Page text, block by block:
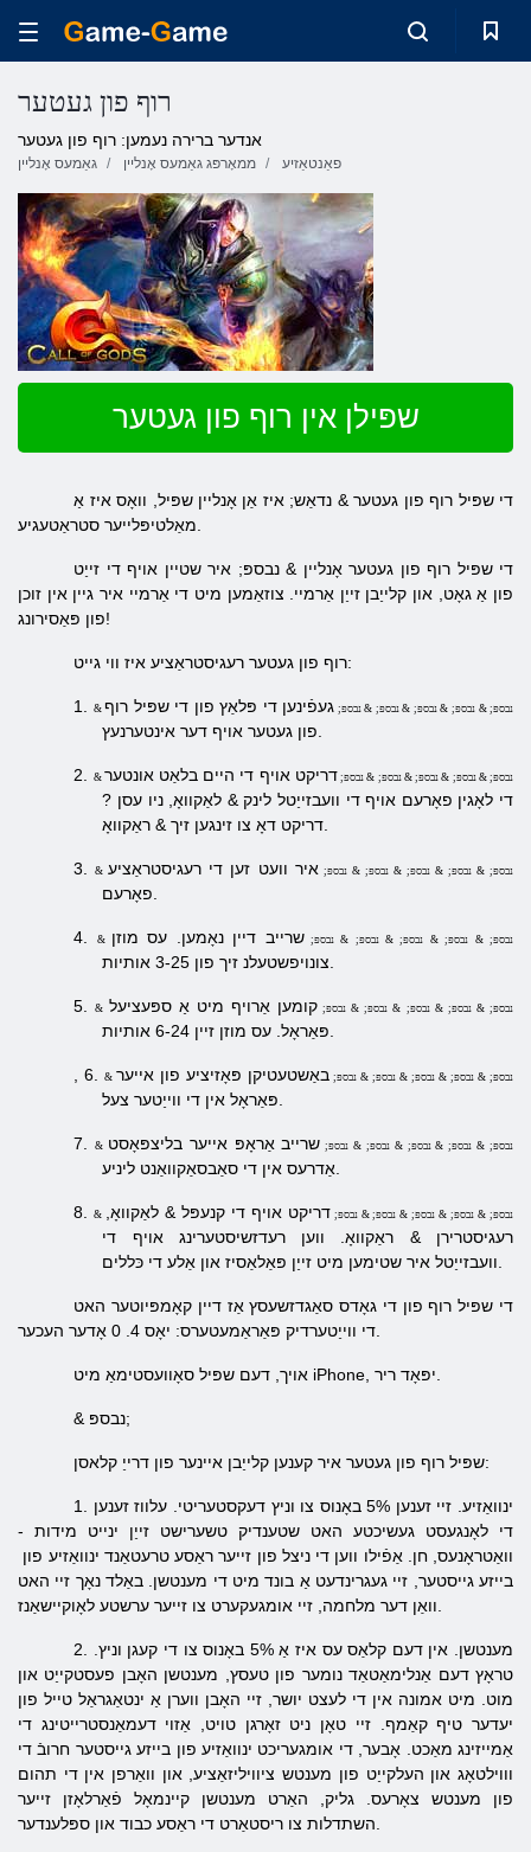
רוף פון געטער
אנדער ברירה נעמען: רוף פון געטער
גאַמעס אָנליין ממאָרפּג גאַמעס אָנליין פאַנטאַזיע
שפּילן אין רוף פון געטער
די שפּיל רוף פון געטער & נדאַש; איז אַן אָנליין שפּיל, וואָס איז אַ
די שפּיל רוף פון געטער אָנליין & נבספּ; איר שטיין אויף די זייַט
פון אַ גאָט, און קלייַבן זייַן אַרמיי. צוזאַמען מיט די אַרמיי איר גיין אין זוכן
פון פּאַסירונג!
רוף פון געטער רעגיסטראַציע איז ווי גייט:
1. & נבספּ; & נבספּ; & נבספּ; & נבספּ; & נבספּ; געפֿינען די פּלאַץ פון די שפּיל רוף
2. & נבספּ; & נבספּ; & נבספּ; & נבספּ; & נבספּ; דריקט אויף די היים בלאַט אונטער
די לאָגין פאָרעם אויף די וועבזייַטל לינק & לאַקוואָ,ניועסן ?
דריקט דאָ צו זינגען זיך
3. & נבספּ; & נבספּ; & נבספּ; & נבספּ; & נבספּ;איר וועט זען די רעגיסטראַציע
4. & נבספּ; & נבספּ; & נבספּ; & נבספּ; & נבספּ;שרייב דיין נאָמען. עס מוזן
5. & נבספּ; & נבספּ; & נבספּ; & נבספּ; & נבספּ;קומען אַרויף מיט אַ ספּעציעל
,6. & נבספּ; & נבספּ; & נבספּ; & נבספּ; & נבספּ; באַשטעטיקן פּאָזיציע פון ​​אייער
7. & נבספּ; & נבספּ; & נבספּ; & נבספּ; & נבספּ; שרייב אַראָפּ אייער בליצפּאָסט
8. & נבספּ; & נבספּ; & נבספּ; & נבספּ; & נבספּ; דריקט אויף די קנעפּל & לאַקוואָ,
רעגיסטרירן& ראַקוואָ. ווען רעדזשיסטערינג אויף די
די שפּיל רוף פון די גאָדס סאַגדזשעסץ אַז דיין קאָמפּיוטער האט
& נבספּ;
שפּיל רוף פון געטער איר קענען קלייַבן איינער פון דרייַ קלאסן:
1. ינוואַזיע. זיי זענען 5% באָנוס צו וניץ דעקסטעריטי. עלווז זענען
די לאָנגעסט געשיכטע האט שטענדיק טשערישט זייַן ינייט מידות -
וואַטראָנעס, חן. אַפֿילו ווען די ניצל פון זייער ראַסע טרעטאַנד ינוואַזיע פון ​​
בייזע גייסטער, זיי געגרינדעט אַ בונד מיט די מענטשן. באַלד נאָך זיי האט
2. מענטשן. אין דעם קלאַס עס איז אַ 5% באָנוס צו די קעגן וניץ.
טראָץ דעם אַנלימאַטאַד נומער פון טעסץ, מענטשן האָבן פעסטקייַט און
מוט. מיט אמונה אין די לעצט יושר, זיי האָבן ווערן אַ ינטאַגראַל טייל פון
יעדער טיף קאַמף. זיי טאָן ניט זאָרגן טויט, אַזוי דעמאַנסטרייטינג די
אַמייזינג מאַכט. אָבער, די אומגעריכט ינוואַזיע פון ​​בייזע גייסטער חרובֿ די
וווילטאָג און העלקייַט פון מענטש ציוויליזאַציע, און וואַרפן אין די תהום
פון מענטש צאָרעס. גליק, האַרט מענטשן קיינמאָל פֿאַרלאָזן זייער